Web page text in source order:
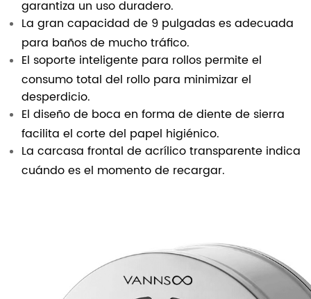
garantiza un uso duradero.
La gran capacidad de 9 pulgadas es adecuada
para baños de mucho tráfico.
El soporte inteligente para rollos permite el
consumo total del rollo para minimizar el
desperdicio.
El diseño de boca en forma de diente de sierra
facilita el corte del papel higiénico.
La carcasa frontal de acrílico transparente indica
cuándo es el momento de recargar.